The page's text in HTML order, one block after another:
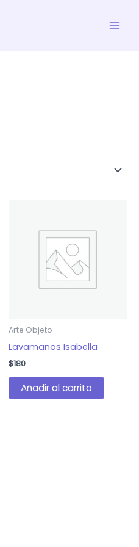
Arte Objeto
Lavamanos Isabella
$180
Añadir al carrito